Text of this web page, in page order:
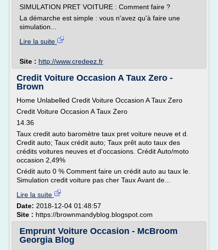
SIMULATION PRET VOITURE : Comment faire ?
La démarche est simple : vous n'avez qu'à faire une
simulation...
Lire la suite
Site : http://www.credeez.fr
Credit Voiture Occasion A Taux Zero -
Brown
Home Unlabelled Credit Voiture Occasion A Taux Zero
Credit Voiture Occasion A Taux Zero
14.36
Taux credit auto baromètre taux pret voiture neuve et d.
Credit auto; Taux crédit auto; Taux prêt auto taux des
crédits voitures neuves et d'occasions. Crédit Auto/moto
occasion 2,49%
Crédit auto 0 % Comment faire un crédit auto au taux le.
Simulation credit voiture pas cher Taux Avant de...
Lire la suite
Date: 2018-12-04 01:48:57
Site : https://brownmandyblog.blogspot.com
Emprunt Voiture Occasion - McBroom
Georgia Blog